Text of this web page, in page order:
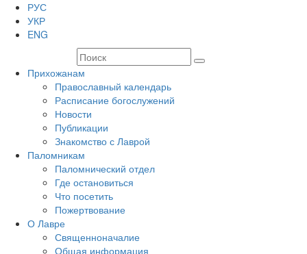
РУС
УКР
ENG
Прихожанам
Православный календарь
Расписание богослужений
Новости
Публикации
Знакомство с Лаврой
Паломникам
Паломнический отдел
Где остановиться
Что посетить
Пожертвование
О Лавре
Священноначалие
Общая информация